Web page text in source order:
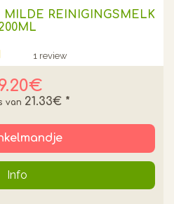
MILDE REINIGINGSMELK
1 review
21.33€ *
Info